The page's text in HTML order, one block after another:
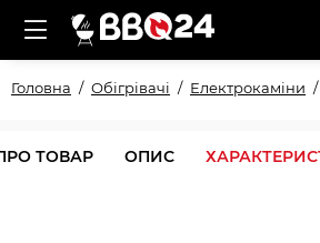
Головна Обігрівачі Електрокаміни
ТОВАР ОПИС